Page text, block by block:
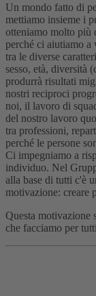
Un mondo fatto di
mettiamo insieme i
otteniamo molto più
perché ci aiutiamo
tra le diverse
sesso, età, diversità
produrrà risultati
nostri reciproci
noi, il lavoro di
del nostro lavoro
tra professioni,
perché le persone
Ci impegniamo a
individuo. Nel
alla base di tutti c'è
motivazione: creare
Questa motivazione
che facciamo per